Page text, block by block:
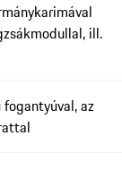
ill.
az